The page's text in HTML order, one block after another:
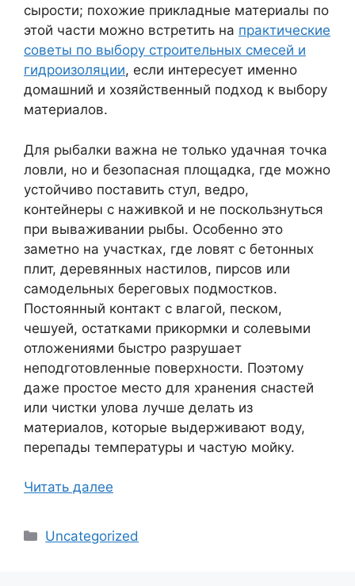
сырости; похожие прикладные материалы по
этой части можно встретить на практические
советы по выбору строительных смесей и
гидроизоляции, если интересует именно
домашний и хозяйственный подход к выбору
материалов.
Для рыбалки важна не только удачная точка
ловли, но и безопасная площадка, где можно
устойчиво поставить стул, ведро,
контейнеры с наживкой и не поскользнуться
при вываживании рыбы. Особенно это
заметно на участках, где ловят с бетонных
плит, деревянных настилов, пирсов или
самодельных береговых подмостков.
Постоянный контакт с влагой, песком,
чешуей, остатками прикормки и солевыми
отложениями быстро разрушает
неподготовленные поверхности. Поэтому
даже простое место для хранения снастей
или чистки улова лучше делать из
материалов, которые выдерживают воду,
перепады температуры и частую мойку.
Читать далее
Рубрики
Uncategorized